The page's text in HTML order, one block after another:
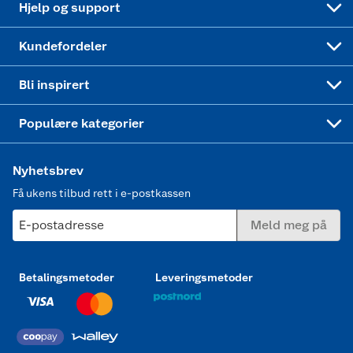
Hjelp og support
Kundefordeler
Bli inspirert
Populære kategorier
Nyhetsbrev
Få ukens tilbud rett i e-postkassen
E-postadresse Meld meg på
Betalingsmetoder Leveringsmetoder